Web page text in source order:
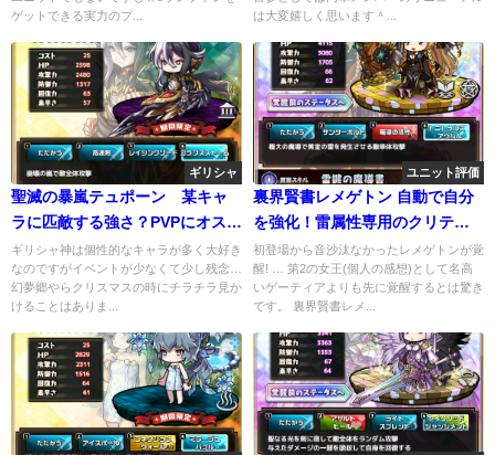
ゲットできる実力のプ...
は大変嬉しく思います＾...
ギリシャ
聖滅の暴嵐テュポーン 某キャ
ラに匹敵する強さ？PVPにオスス
メ
ギリシャ神は個性的なキャラが多く大好き
なのですがイベントが少なくて少し残念…
幻夢郷やらクリスマスの時にチラチラ見か
けることはありま...
ユニット評価
裏界賢書レメゲトン 自動で自分
を強化！雷属性専用のクリティ
カルバフで超ダメージを連発⁉
初登場から音沙汰なかったレメゲトンが覚
醒! … 第2の女王(個人の感想)として名高
いゲーティアよりも先に覚醒するとは驚き
です。 裏界賢書レメ...